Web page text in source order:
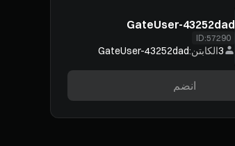
GateUser-43252dad
ID:57290
3الكابتن:GateUser-43252dad
انضم